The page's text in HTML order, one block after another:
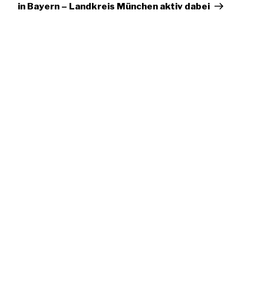
in Bayern – Landkreis München aktiv dabei